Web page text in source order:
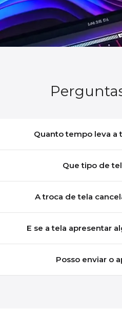
Quanto tempo leva a
Que tipo de
A troca de tela
E se a tela apresentar
Posso enviar o